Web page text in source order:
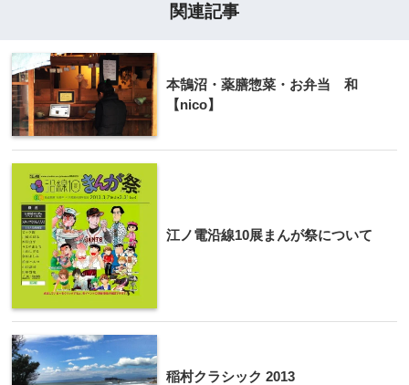
関連記事
本鵠沼・薬膳惣菜・お弁当 和
【nico】
江ノ電沿線10展まんが祭について
稲村クラシック 2013